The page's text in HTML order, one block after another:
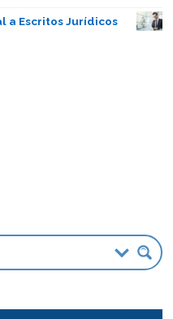
a Escritos Jurídicos